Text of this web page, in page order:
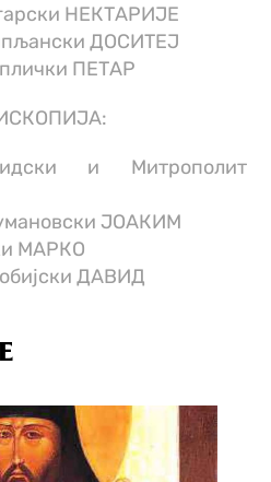
НЕКТАРИЈЕ
ДОСИТЕЈ
ПЕТАР
и Митрополит
ЈОАКИМ
МАРКО
ДАВИД